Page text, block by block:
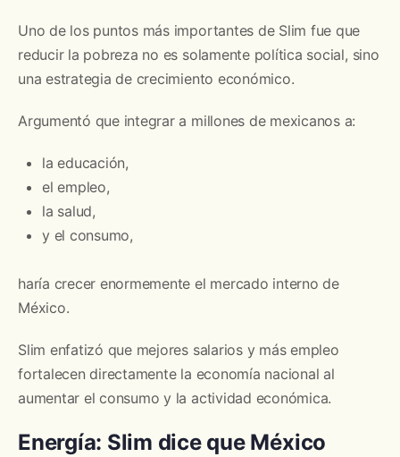
Uno de los puntos más importantes de Slim fue que
reducir la pobreza no es solamente política social, sino
una estrategia de crecimiento económico.
Argumentó que integrar a millones de mexicanos a:
la educación,
el empleo,
la salud,
y el consumo,
haría crecer enormemente el mercado interno de
México.
Slim enfatizó que mejores salarios y más empleo
fortalecen directamente la economía nacional al
aumentar el consumo y la actividad económica.
Energía: Slim dice que México